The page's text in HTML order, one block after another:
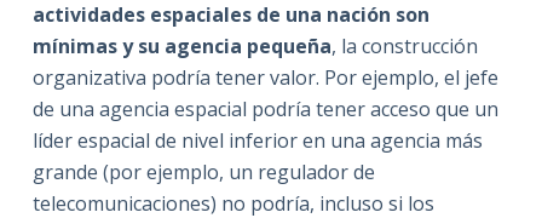
actividades espaciales de una nación son
mínimas y su agencia pequeña, la construcción
organizativa podría tener valor. Por ejemplo, el jefe
de una agencia espacial podría tener acceso que un
líder espacial de nivel inferior en una agencia más
grande (por ejemplo, un regulador de
telecomunicaciones) no podría, incluso si los